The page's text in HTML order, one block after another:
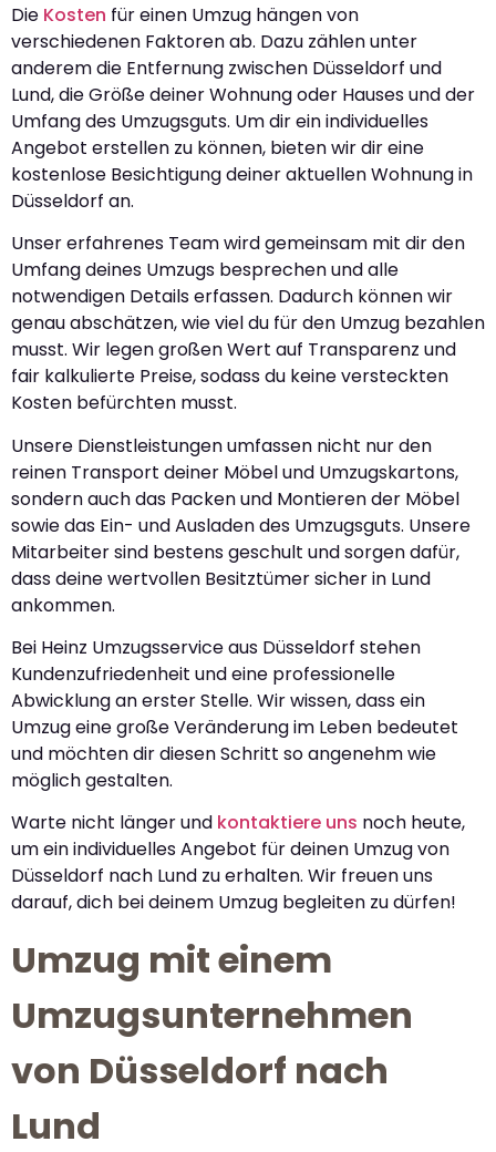
Die Kosten für einen Umzug hängen von
verschiedenen Faktoren ab. Dazu zählen unter
anderem die Entfernung zwischen Düsseldorf und
Lund, die Größe deiner Wohnung oder Hauses und der
Umfang des Umzugsguts. Um dir ein individuelles
Angebot erstellen zu können, bieten wir dir eine
kostenlose Besichtigung deiner aktuellen Wohnung in
Düsseldorf an.
Unser erfahrenes Team wird gemeinsam mit dir den
Umfang deines Umzugs besprechen und alle
notwendigen Details erfassen. Dadurch können wir
genau abschätzen, wie viel du für den Umzug bezahlen
musst. Wir legen großen Wert auf Transparenz und
fair kalkulierte Preise, sodass du keine versteckten
Kosten befürchten musst.
Unsere Dienstleistungen umfassen nicht nur den
reinen Transport deiner Möbel und Umzugskartons,
sondern auch das Packen und Montieren der Möbel
sowie das Ein- und Ausladen des Umzugsguts. Unsere
Mitarbeiter sind bestens geschult und sorgen dafür,
dass deine wertvollen Besitztümer sicher in Lund
ankommen.
Bei Heinz Umzugsservice aus Düsseldorf stehen
Kundenzufriedenheit und eine professionelle
Abwicklung an erster Stelle. Wir wissen, dass ein
Umzug eine große Veränderung im Leben bedeutet
und möchten dir diesen Schritt so angenehm wie
möglich gestalten.
Warte nicht länger und kontaktiere uns noch heute,
um ein individuelles Angebot für deinen Umzug von
Düsseldorf nach Lund zu erhalten. Wir freuen uns
darauf, dich bei deinem Umzug begleiten zu dürfen!
Umzug mit einem
Umzugsunternehmen
von Düsseldorf nach
Lund